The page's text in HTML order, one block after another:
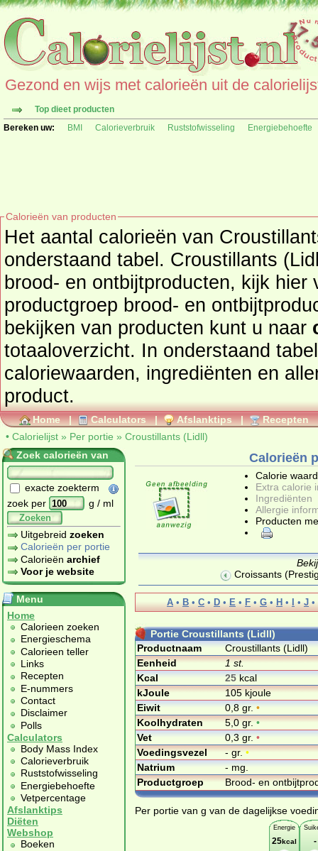
Gezond en wijs met calorieën uit de
Top dieet producten
Bereken uw:
BMI Calorieverbruik Ruststofwisseling Energiebehoefte
Calorieën van producten
Het aantal calorieën van Croustillants (Lidll)
onderstaand tabel. Croustillants (Lidll) valt
brood- en ontbijtproducten, kijk hier
productgroep brood- en
bekijken van producten kunt u naar
totaaloverzicht. In onderstaand
caloriewaarden, ingrediënten en allergenen informatie van dit
product.
Home | Calculators | Afslanktips | Recepten
• Calorielijst » Per portie » Croustillants (Lidll)
Zoek calorieën van
exacte zoekterm
zoek per
g / ml
Zoeken
Uitgebreid zoeken
Calorieën per portie
Calorieën archief
Voor je website
Menu
Home
Calorieen zoeken
Energieschema
Calorieen teller
Links
Recepten
E-nummers
Contact
Disclaimer
Polls
Calculators
Body Mass Index
Calorieverbruik
Ruststofwisseling
Energiebehoefte
Vetpercentage
Afslanktips
Diëten
Webshop
Boeken
Calorieën
Calorie
Extra calorie
Ingrediënten
Allergie
Producten
Croissants
A • B • C • D • E • F • G • H • I • J •
Portie Croustillants (Lidll)
Productnaam
Croustillants (Lidll)
Eenheid
1 st.
Kcal
25 kcal
kJoule
105 kjoule
Eiwit
0,8 gr. •
Koolhydraten
5,0 gr.•
Vet
0,3 gr. •
Voedingsvezel
- gr.•
Natrium
- mg.
Productgroep
Brood- en
Per portie van g van de dagelijkse
Energie
25kcal
-